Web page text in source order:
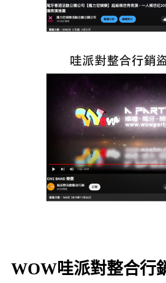
WOW哇派對整合行